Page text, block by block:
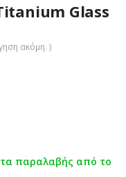
Glass
ακόμη. )
παραλαβής από το